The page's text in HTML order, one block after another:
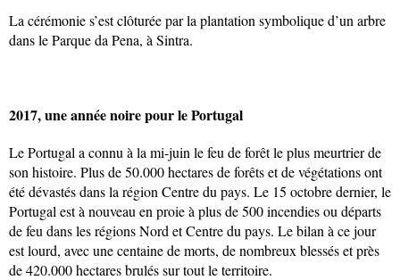
La cérémonie s’est clôturée par la plantation symbolique d’un arbre
dans le Parque da Pena, à Sintra.
2017, une année noire pour le Portugal
Le Portugal a connu à la mi-juin le feu de forêt le plus meurtrier de
son histoire. Plus de 50.000 hectares de forêts et de végétations ont
été dévastés dans la région Centre du pays. Le 15 octobre dernier, le
Portugal est à nouveau en proie à plus de 500 incendies ou départs
de feu dans les régions Nord et Centre du pays. Le bilan à ce jour
est lourd, avec une centaine de morts, de nombreux blessés et près
de 420.000 hectares brulés sur tout le territoire.